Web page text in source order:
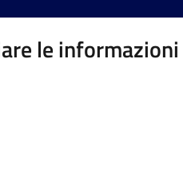
le